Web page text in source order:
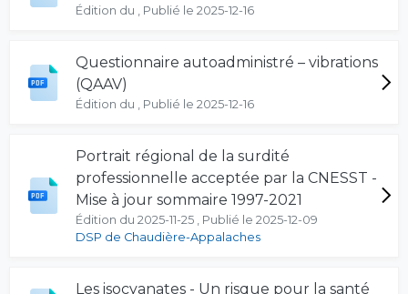
Édition du , Publié le 2025-12-16
Questionnaire autoadministré – vibrations
(QAAV)
Édition du , Publié le 2025-12-16
Portrait régional de la surdité
professionnelle acceptée par la CNESST -
Mise à jour sommaire 1997-2021
Édition du 2025-11-25 , Publié le 2025-12-09
DSP de Chaudière-Appalaches
Les isocyanates - Un risque pour la santé